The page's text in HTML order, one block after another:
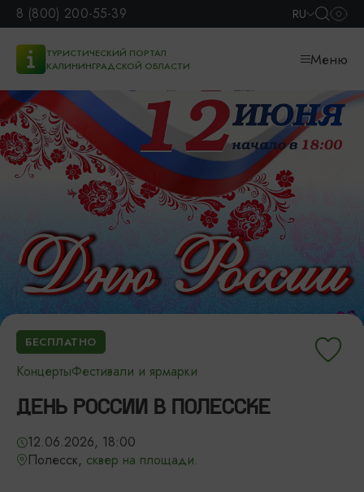
8 (800) 200-55-39 RU
ТУРИСТИЧЕСКИЙ ПОРТАЛ
КАЛИНИНГРАДСКОЙ ОБЛАСТИ
Меню
БЕСПЛАТНО
КонцертыФестивали и ярмарки
ДЕНЬ РОССИИ В ПОЛЕССКЕ
12.06.2026, 18:00
Полесск, сквер на площади.